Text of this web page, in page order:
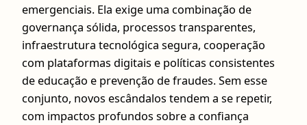
emergenciais. Ela exige uma combinação de
governança sólida, processos transparentes,
infraestrutura tecnológica segura, cooperação
com plataformas digitais e políticas consistentes
de educação e prevenção de fraudes. Sem esse
conjunto, novos escândalos tendem a se repetir,
com impactos profundos sobre a confiança